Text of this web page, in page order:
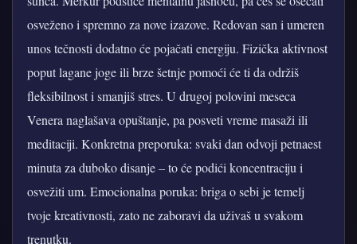
osveženo i spremno za nove izazove. Redovan san i umeren
unos tečnosti dodatno će pojačati energiju. Fizička aktivnost
poput lagane joge ili brze šetnje pomoći će ti da održiš
fleksibilnost i smanjiš stres. U drugoj polovini meseca
Venera naglašava opuštanje, pa posveti vreme masaži ili
meditaciji. Konkretna preporuka: svaki dan odvoji petnaest
minuta za duboko disanje – to će podići koncentraciju i
osvežiti um. Emocionalna poruka: briga o sebi je temelj
tvoje kreativnosti, zato ne zaboravi da uživaš u svakom
trenutku.